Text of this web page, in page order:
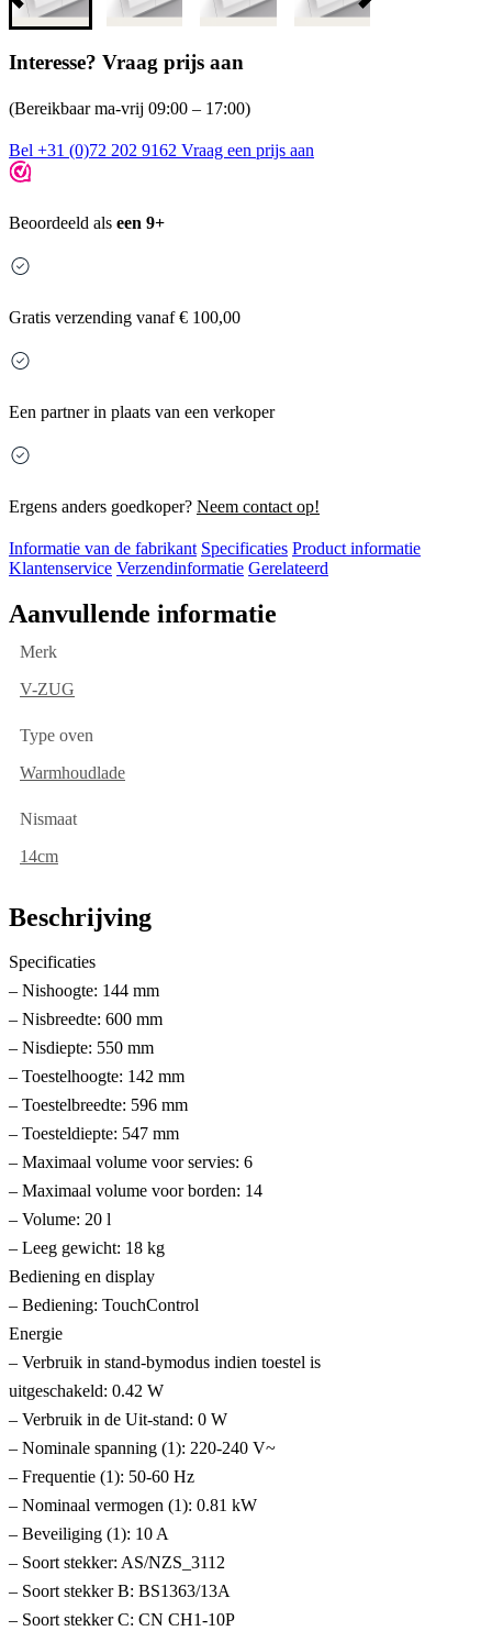
Interesse? Vraag prijs aan
(Bereikbaar ma-vrij 09:00 – 17:00)
Bel +31 (0)72 202 9162 Vraag een prijs aan
Beoordeeld als een 9+
Gratis verzending vanaf € 100,00
Een partner in plaats van een verkoper
Ergens anders goedkoper? Neem contact op!
Informatie van de fabrikant Specificaties Product informatie
Klantenservice Verzendinformatie Gerelateerd
Aanvullende informatie
Merk
V-ZUG
Type oven
Warmhoudlade
Nismaat
14cm
Beschrijving
Specificaties
– Nishoogte: 144 mm
– Nisbreedte: 600 mm
– Nisdiepte: 550 mm
– Toestelhoogte: 142 mm
– Toestelbreedte: 596 mm
– Toesteldiepte: 547 mm
– Maximaal volume voor servies: 6
– Maximaal volume voor borden: 14
– Volume: 20 l
– Leeg gewicht: 18 kg
Bediening en display
– Bediening: TouchControl
Energie
– Verbruik in stand-bymodus indien toestel is
uitgeschakeld: 0.42 W
– Verbruik in de Uit-stand: 0 W
– Nominale spanning (1): 220-240 V~
– Frequentie (1): 50-60 Hz
– Nominaal vermogen (1): 0.81 kW
– Beveiliging (1): 10 A
– Soort stekker: AS/NZS_3112
– Soort stekker B: BS1363/13A
– Soort stekker C: CN CH1-10P